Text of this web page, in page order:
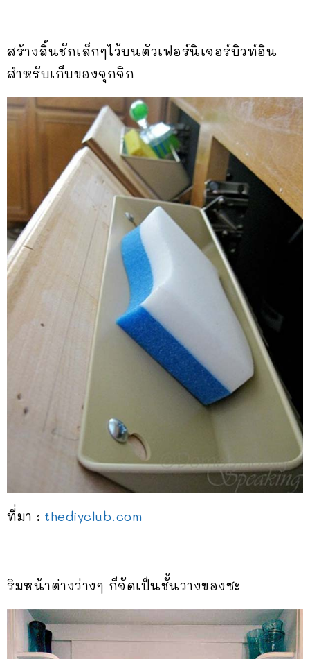
สร้างลิ้นชักเล็กๆไว้บนตัวเฟอร์นิเจอร์บิวท์อิน
สำหรับเก็บของจุกจิก
ที่มา : thediyclub.com
ริมหน้าต่างว่างๆ ก็จัดเป็นชั้นวางของซะ